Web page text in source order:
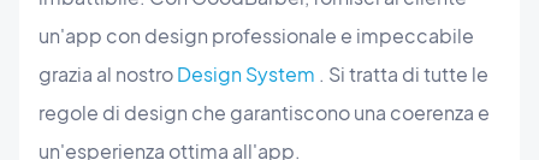
un'app con design professionale e impeccabile
grazia al nostroDesign System . Si tratta di tutte le
regole di design che garantiscono una coerenza e
un'esperienza ottima all'app.